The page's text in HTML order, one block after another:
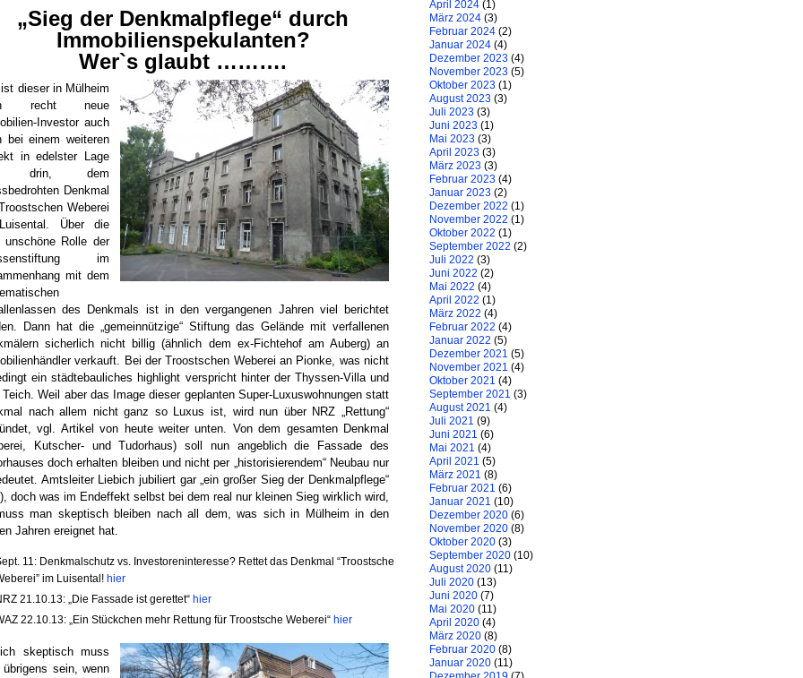
„Sieg der Denkmalpflege“ durch
Immobilienspekulanten?
Wer`s glaubt ……….
ist dieser in Mülheim
recht neue
Investor auch
bei einem weiteren
in edelster Lage
drin, dem
Denkmal
Weberei
Über die
unschöne Rolle der
im
mit dem
des Denkmals ist in den vergangenen Jahren viel berichtet
Dann hat die „gemeinnützige“ Stiftung das Gelände mit verfallenen
sicherlich nicht billig (ähnlich dem ex-Fichtehof am Auberg) an
verkauft. Bei der Troostschen Weberei an Pionke, was nicht
ein städtebauliches highlight verspricht hinter der Thyssen-Villa und
Teich. Weil aber das Image dieser geplanten Super-Luxuswohnungen statt
nach allem nicht ganz so Luxus ist, wird nun über NRZ „Rettung“
vgl. Artikel von heute weiter unten. Von dem gesamten Denkmal
Kutscher- und Tudorhaus) soll nun angeblich die Fassade des
doch erhalten bleiben und nicht per „historisierendem“ Neubau nur
Amtsleiter Liebich jubiliert gar „ein großer Sieg der Denkmalpflege“
doch was im Endeffekt selbst bei dem real nur kleinen Sieg wirklich wird,
man skeptisch bleiben nach all dem, was sich in Mülheim in den
Jahren ereignet hat.
11: Denkmalschutz vs. Investoreninteresse? Rettet das Denkmal “Troostsche
im Luisental! hier
21.10.13: „Die Fassade ist gerettet“ hier
22.10.13: „Ein Stückchen mehr Rettung für Troostsche Weberei“ hier
skeptisch muss
übrigens sein, wenn
April 2024 (1)
März 2024 (3)
Februar 2024 (2)
Januar 2024 (4)
Dezember 2023 (4)
November 2023 (5)
Oktober 2023 (1)
August 2023 (3)
Juli 2023 (3)
Juni 2023 (1)
Mai 2023 (3)
April 2023 (3)
März 2023 (3)
Februar 2023 (4)
Januar 2023 (2)
Dezember 2022 (1)
November 2022 (1)
Oktober 2022 (1)
September 2022 (2)
Juli 2022 (3)
Juni 2022 (2)
Mai 2022 (4)
April 2022 (1)
März 2022 (4)
Februar 2022 (4)
Januar 2022 (5)
Dezember 2021 (5)
November 2021 (4)
Oktober 2021 (4)
September 2021 (3)
August 2021 (4)
Juli 2021 (9)
Juni 2021 (6)
Mai 2021 (4)
April 2021 (5)
März 2021 (8)
Februar 2021 (6)
Januar 2021 (10)
Dezember 2020 (6)
November 2020 (8)
Oktober 2020 (3)
September 2020 (10)
August 2020 (11)
Juli 2020 (13)
Juni 2020 (7)
Mai 2020 (11)
April 2020 (4)
März 2020 (8)
Februar 2020 (8)
Januar 2020 (11)